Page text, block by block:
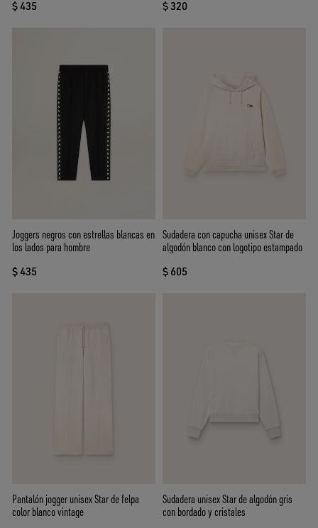
$ 435 $ 320
Joggers negros con estrellas blancas en
los lados para hombre
$ 435
Sudadera con capucha unisex Star de
algodón blanco con logotipo estampado
$ 605
Pantalón jogger unisex Star de felpa
color blanco vintage
Sudadera unisex Star de algodón gris
con bordado y cristales